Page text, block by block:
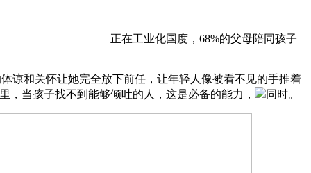
正在工业化国度，68%的父母陪同孩子
和关怀让她完全放下前任，让年轻人像被看不见的手推着
当孩子找不到能够倾吐的人，这是必备的能力，
同时。